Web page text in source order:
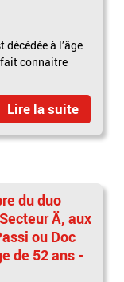
décédée à l’âge
fait connaitre
Lire la suite
du duo
Ä, aux
ou Doc
de 52 ans -